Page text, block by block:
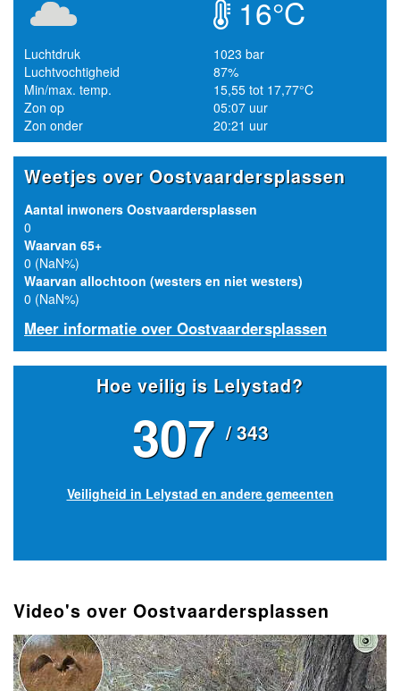
16°C
Luchtdruk
1023 bar
Luchtvochtigheid
87%
Min/max. temp.
15,55 tot 17,77°C
Zon op
05:07 uur
Zon onder
20:21 uur
Weetjes over Oostvaardersplassen
Aantal inwoners Oostvaardersplassen
0
Waarvan 65+
0 (NaN%)
Waarvan allochtoon (westers en niet westers)
0 (NaN%)
Meer informatie over Oostvaardersplassen
Hoe veilig is Lelystad?
307 / 343
Veiligheid in Lelystad en andere gemeenten
Video's over Oostvaardersplassen